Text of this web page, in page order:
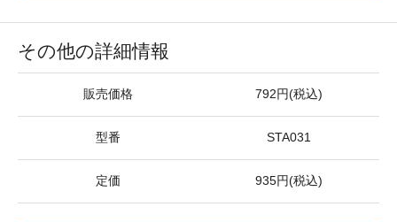
その他の詳細情報
販売価格 792円(税込)
型番 STA031
定価 935円(税込)